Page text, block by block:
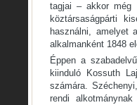
tagjai – akkor még
köztársaságpárti
használni, amelyet
alkalmanként 1848
Éppen a
kiinduló Kossuth
számára.
rendi